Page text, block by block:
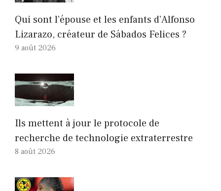
Qui sont l’épouse et les enfants d’Alfonso
Lizarazo, créateur de Sábados Felices ?
9 août 2026
Ils mettent à jour le protocole de
recherche de technologie extraterrestre
8 août 2026